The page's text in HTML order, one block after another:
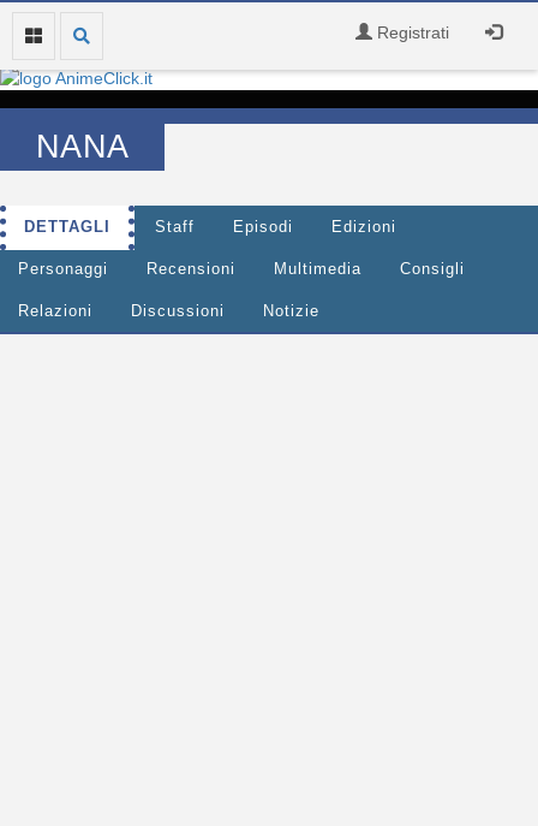
Registrati
NANA
DETTAGLI Staff Episodi Edizioni
Personaggi Recensioni Multimedia Consigli
Relazioni Discussioni Notizie